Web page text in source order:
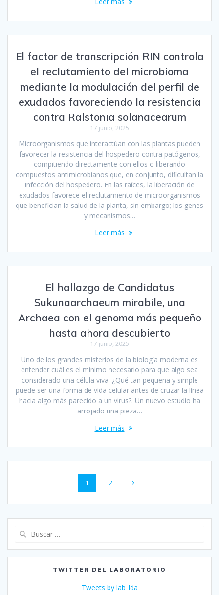
El factor de transcripción RIN controla
el reclutamiento del microbioma
mediante la modulación del perfil de
exudados favoreciendo la resistencia
contra Ralstonia solanacearum
17 junio, 2025
Microorganismos que interactúan con las plantas pueden
favorecer la resistencia del hospedero contra patógenos,
compitiendo directamente con ellos o liberando
compuestos antimicrobianos que, en conjunto, dificultan la
infección del hospedero. En las raíces, la liberación de
exudados favorece el reclutamiento de microorganismos
que benefician la salud de la planta, sin embargo; los genes
y mecanismos…
Leer más
El hallazgo de Candidatus
Sukunaarchaeum mirabile, una
Archaea con el genoma más pequeño
hasta ahora descubierto
17 junio, 2025
Uno de los grandes misterios de la biología moderna es
entender cuál es el mínimo necesario para que algo sea
considerado una célula viva. ¿Qué tan pequeña y simple
puede ser una forma de vida celular antes de cruzar la línea
hacia algo más parecido a un virus?. Un nuevo estudio ha
arrojado una pieza…
Leer más
Navegación
entradas
Página
1 Página
2
TWITTER DEL LABORATORIO
Tweets by lab_lda